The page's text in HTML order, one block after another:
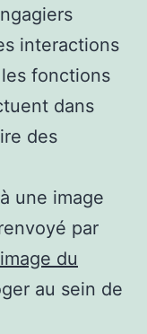
interactions
fonctions
dans
des
une image
par
du
au sein de